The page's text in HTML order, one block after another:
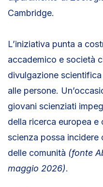
Cambridge.
L’iniziativa punta a
accademico e società
divulgazione
alle persone.
giovani scienziati
della ricerca europea e
scienza possa incidere
delle comunità (fonte
maggio 2026).